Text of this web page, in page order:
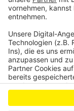
Anzeige
Anzeige